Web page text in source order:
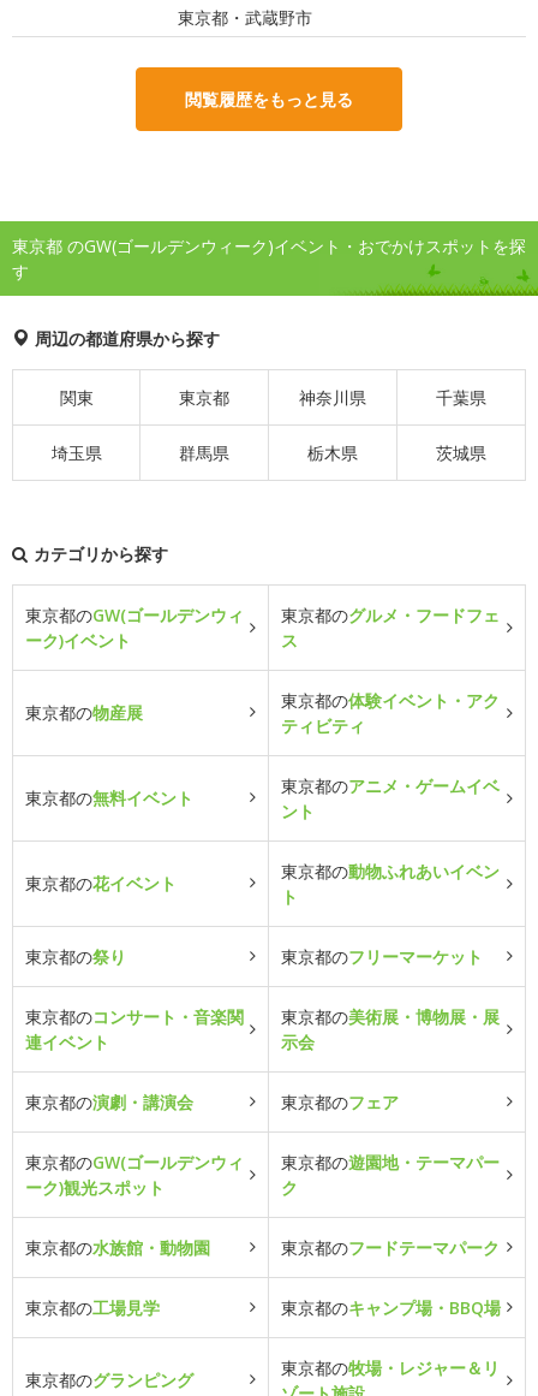
東京都・武蔵野市
閲覧履歴をもっと見る
東京都 のGW(ゴールデンウィーク)イベント・おでかけスポットを探
す
周辺の都道府県から探す
関東 東京都 神奈川県 千葉県
埼玉県 群馬県 栃木県 茨城県
カテゴリから探す
東京都のGW(ゴールデンウィ
ーク)イベント
東京都のグルメ・フードフェ
ス
東京都の物産展
東京都の体験イベント・アク
ティビティ
東京都の無料イベント
東京都のアニメ・ゲームイベ
ント
東京都の花イベント
東京都の動物ふれあいイベン
ト
東京都の祭り 東京都のフリーマーケット
東京都のコンサート・音楽関
連イベント
東京都の美術展・博物展・展
示会
東京都の演劇・講演会 東京都のフェア
東京都のGW(ゴールデンウィ
ーク)観光スポット
東京都の遊園地・テーマパー
ク
東京都の水族館・動物園 東京都のフードテーマパーク
東京都の工場見学 東京都のキャンプ場・BBQ場
東京都のグランピング
東京都の牧場・レジャー＆リ